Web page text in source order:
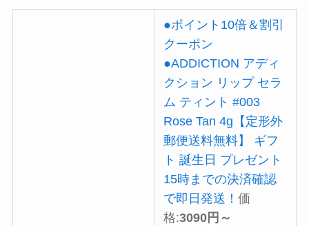
●ポイント10倍＆割引
クーポン
●ADDICTION アディ
クション リップ セラ
ム ティント #003
Rose Tan 4g【定形外
郵便送料無料】 ギフ
ト 誕生日 プレゼント
15時までの決済確認
で即日発送！価
格:3090円～